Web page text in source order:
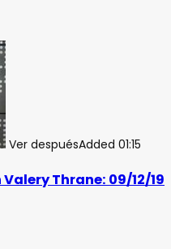
Ver despuésAdded 01:15
Thrane: 09/12/19